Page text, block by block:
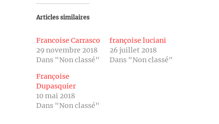
Articles similaires
Francoise Carrasco
29 novembre 2018
Dans "Non classé"
françoise luciani
26 juillet 2018
Dans "Non classé"
Françoise
Dupasquier
10 mai 2018
Dans "Non classé"